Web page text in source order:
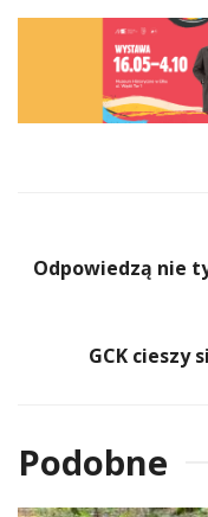
Odpowiedzą nie
GCK cieszy
Podobne